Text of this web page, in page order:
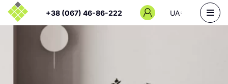
+38 (067) 46-86-222 UA